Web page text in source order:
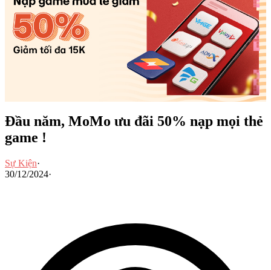
Đầu năm, MoMo ưu đãi 50% nạp mọi thẻ
game !
Sự Kiện·
30/12/2024·